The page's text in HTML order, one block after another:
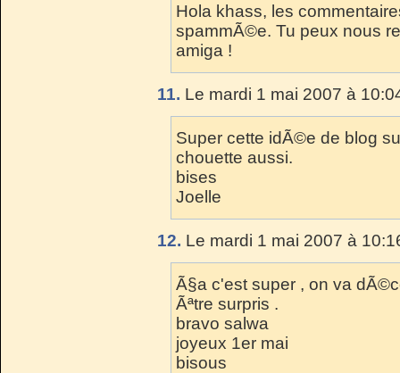
Hola khass, les
spammÃ©e. Tu peux nous
amiga !
11. Le mardi 1 mai 2007 à
Super cette idÃ©e de blog
chouette aussi.
bises
Joelle
12. Le mardi 1 mai 2007 à
Ã§a c'est super , on va
Ãªtre surpris .
bravo salwa
joyeux 1er mai
bisous